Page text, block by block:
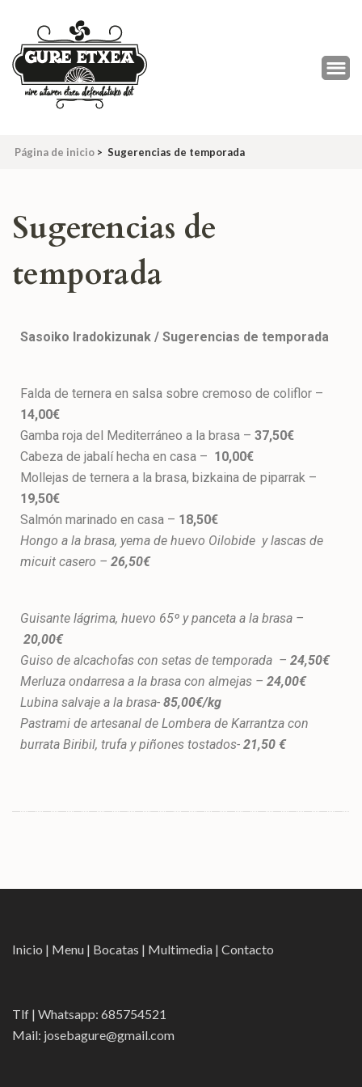
Página de inicio > Sugerencias de temporada
Sugerencias de
temporada
Sasoiko Iradokizunak / Sugerencias de temporada
Falda de ternera en salsa sobre cremoso de coliflor –
14,00€
Gamba roja del Mediterráneo a la brasa – 37,50€
Cabeza de jabalí hecha en casa – 10,00€
Mollejas de ternera a la brasa, bizkaina de piparrak –
19,50€
Salmón marinado en casa – 18,50€
Hongo a la brasa, yema de huevo Oilobide y lascas de
micuit casero – 26,50€
Guisante lágrima, huevo 65º y panceta a la brasa –
20,00€
Guiso de alcachofas con setas de temporada – 24,50€
Merluza ondarresa a la brasa con almejas – 24,00€
Lubina salvaje a la brasa- 85,00€/kg
Pastrami de artesanal de Lombera de Karrantza con
burrata Biribil, trufa y piñones tostados- 21,50 €
Inicio | Menu | Bocatas | Multimedia | Contacto
Tlf | Whatsapp: 685754521
Mail: josebagure@gmail.com